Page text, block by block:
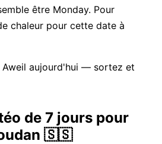
être Monday. Pour
chaleur pour cette date à
Aweil aujourd'hui — sortez et
de 7 jours pour
🇸🇸